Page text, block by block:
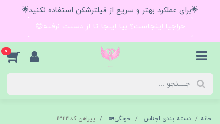
🌟برای عملکرد بهتر و سریع از فیلترشکن استفاده نکنید🌟
حراجیا اینجاست؟ بیا اینجا تا از دستت نرفته😍
0
خانه دسته بندی اجناس خونگی🏡 پیراهن کد۱۳۲۳